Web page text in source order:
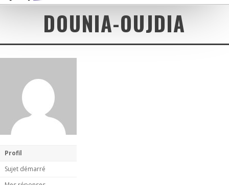
DOUNIA-OUJDIA
Profil
Sujet démarré